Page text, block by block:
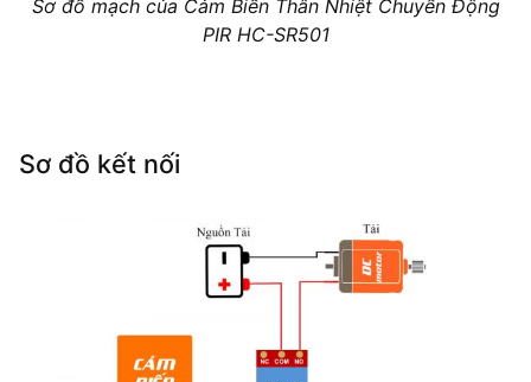
Sơ đồ mạch của Cảm Biến Thân Nhiệt Chuyển Động
PIR HC-SR501
Sơ đồ kết nối